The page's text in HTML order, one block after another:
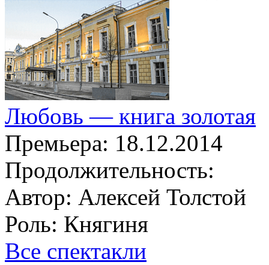
Любовь — книга золотая
Премьера: 18.12.2014
Продолжительность:
Автор: Алексей Толстой
Роль: Княгиня
Все спектакли